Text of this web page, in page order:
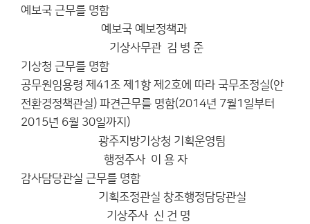
예보국 근무를 명함
예보국 예보정책과
기상사무관 김 병 준
기상청 근무를 명함
공무원임용령 제41조 제1항 제2호에 따라 국무조정실(안
전환경정책관실) 파견근무를 명함(2014년 7월1일부터
2015년 6월 30일까지)
광주지방기상청 기획운영팀
행정주사 이 용 자
감사담당관실 근무를 명함
기획조정관실 창조행정담당관실
기상주사 신 건 명